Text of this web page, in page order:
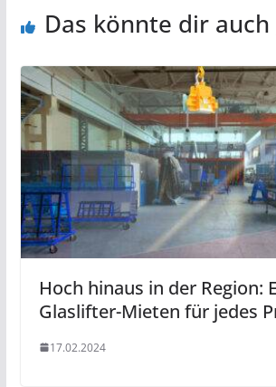
Das könnte dir
Hoch hinaus in der Region:
Glaslifter-Mieten für jedes
17.02.2024